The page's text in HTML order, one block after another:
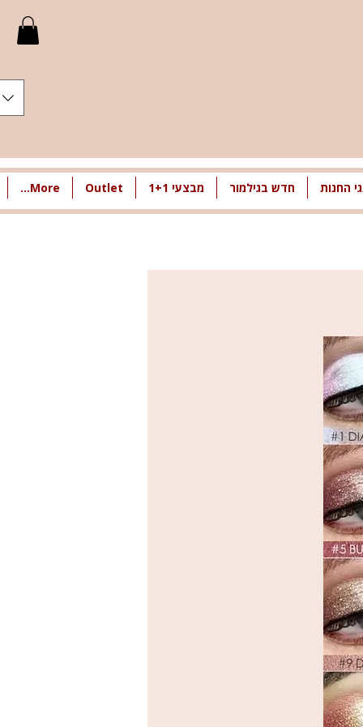
החנות חדש בגילמור מבצעי 1+1 Outlet
More...